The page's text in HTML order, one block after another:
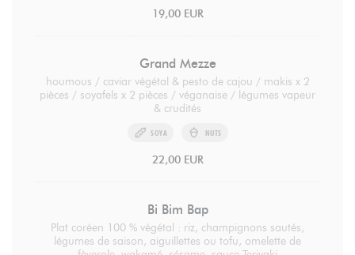
19,00 EUR
Grand Mezze
houmous / caviar végétal & pesto de cajou / makis x 2
pièces / soyafels x 2 pièces / véganaise / légumes vapeur
& crudités
SOYA NUTS
22,00 EUR
Bi Bim Bap
Plat coréen 100 % végétal : riz, champignons sautés,
légumes de saison, aiguillettes ou tofu, omelette de